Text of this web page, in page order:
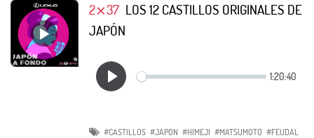
2⨯37 LOS 12 CASTILLOS ORIGINALES DE
JAPÓN
#CASTILLOS #JAPON #HIMEJI #MATSUMOTO #FEUDAL